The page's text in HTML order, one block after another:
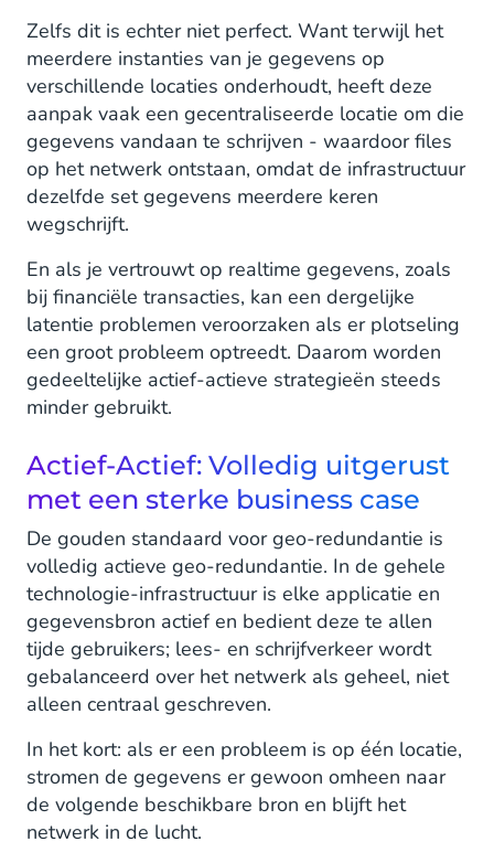
Zelfs dit is echter niet perfect. Want terwijl het
meerdere instanties van je gegevens op
verschillende locaties onderhoudt, heeft deze
aanpak vaak een gecentraliseerde locatie om die
gegevens vandaan te schrijven - waardoor files
op het netwerk ontstaan, omdat de infrastructuur
dezelfde set gegevens meerdere keren
wegschrijft.
En als je vertrouwt op realtime gegevens, zoals
bij financiële transacties, kan een dergelijke
latentie problemen veroorzaken als er plotseling
een groot probleem optreedt. Daarom worden
gedeeltelijke actief-actieve strategieën steeds
minder gebruikt.
Actief-Actief: Volledig uitgerust
met een sterke business case
De gouden standaard voor geo-redundantie is
volledig actieve geo-redundantie. In de gehele
technologie-infrastructuur is elke applicatie en
gegevensbron actief en bedient deze te allen
tijde gebruikers; lees- en schrijfverkeer wordt
gebalanceerd over het netwerk als geheel, niet
alleen centraal geschreven.
In het kort: als er een probleem is op één locatie,
stromen de gegevens er gewoon omheen naar
de volgende beschikbare bron en blijft het
netwerk in de lucht.